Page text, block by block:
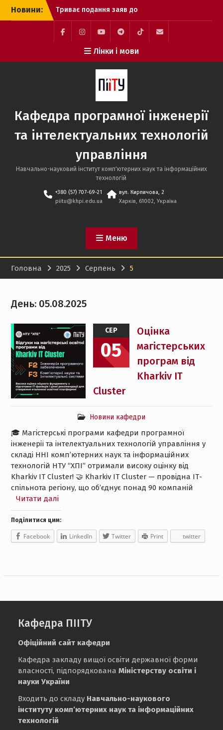
Перейти
Новини:
Триває подання заяв до
НТУ «ХПІ»: обирайте
міжнародно
акредитовані освітні
програми кафедри ПІІТУ
Вступна кампанія 2026:
заяв та які кроки
необхідно виконати
Вступникам 2026:
незабаром з’являться
рекомендації до
FacebookInstagramYouTubeTelegramTikTok Mail
Лінки і мови
Кафедра програмної інженерії
та інтелектуальних технологій
управління
Навчально-науковий інститут комп'ютерних наук та інформаційних
технологій
+380 (57) 707-69-21
piitu@khpi.edu.ua
вул. Кирпичова, 2
Харків, 61002, Україна
Меню
Головна 2025 Серпень 5
День: 05.08.2025
СЕР
05
Оцінка
магістерських
програм від
Kharkiv IT
Cluster
Новини кафедри
🎓 Магістерські програми кафедри програмної
інженерії та інтелектуальних технологій управління у
складі ННІ комп’ютерних наук та інформаційних
технологій НТУ “ХПІ” отримали високу оцінку від
Kharkiv IT Cluster! 🤝 Kharkiv IT Cluster — провідна ІТ-
спільнота регіону, що об’єднує понад 90 компаній
Читати далі
Поділитися цим:
Facebook LinkedIn Twitter Print twitter
Кафедра ПІІТУ
Офіційний сайт кафедри
Кафедра закладу вищої освіти державної форми
власності, підпорядкованаМіністерству освіти і
науки України
Входить до складу Навчально-наукового
інституту комп’ютерних наук та інформаційних
технологій